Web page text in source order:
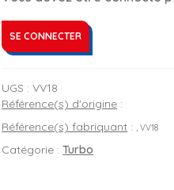
SE CONNECTER
UGS :VV18
Référence(s) d'origine :
Référence(s) fabriquant : , VV18
Catégorie :Turbo